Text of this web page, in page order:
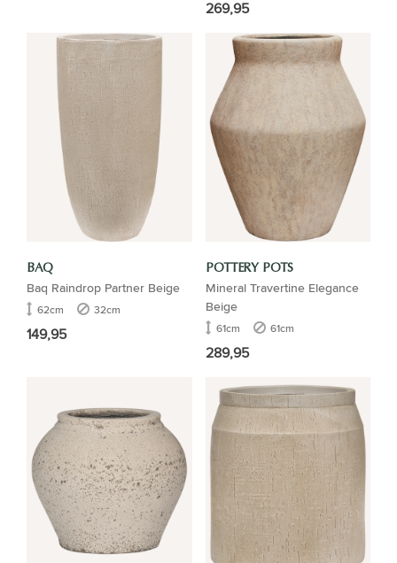
269,95
BAQ
Baq Raindrop Partner Beige
62cm 32cm
149,95
POTTERY POTS
Mineral Travertine Elegance
Beige
61cm 61cm
289,95